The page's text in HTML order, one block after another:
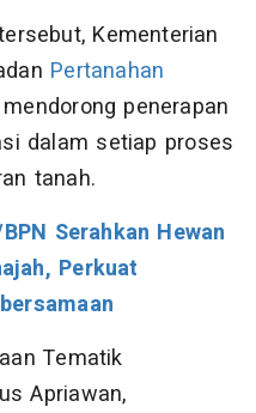
Kementerian
Pertanahan
penerapan
dalam setiap proses
tanah.
Serahkan Hewan
Perkuat
Tematik
Apriawan,